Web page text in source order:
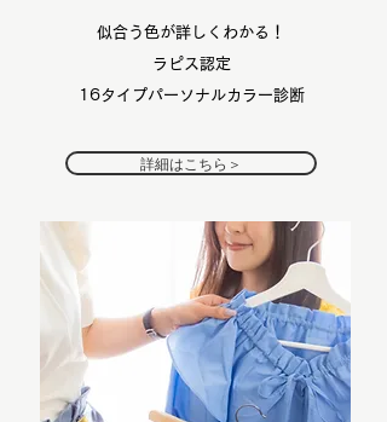
似合う色が詳しくわかる！
ラピス認定
16タイプパーソナルカラー診断
詳細はこちら＞